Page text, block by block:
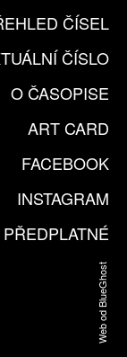
ČÍSEL
ČÍSLO
O ČASOPISE
ART CARD
FACEBOOK
INSTAGRAM
PŘEDPLATNÉ
Web od BlueGhost